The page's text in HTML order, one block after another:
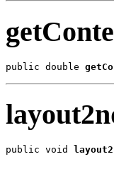
public double
public void